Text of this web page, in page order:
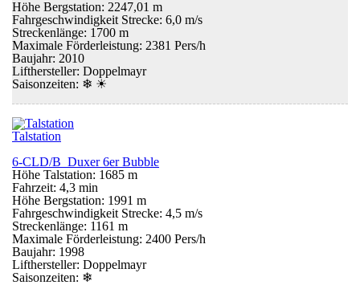
Höhe Bergstation: 2247,01 m
Fahrgeschwindigkeit Strecke: 6,0 m/s
Streckenlänge: 1700 m
Maximale Förderleistung: 2381 Pers/h
Baujahr: 2010
Lifthersteller: Doppelmayr
Saisonzeiten: ❄ ☀
Talstation
6-CLD/B Duxer 6er Bubble
Höhe Talstation: 1685 m
Fahrzeit: 4,3 min
Höhe Bergstation: 1991 m
Fahrgeschwindigkeit Strecke: 4,5 m/s
Streckenlänge: 1161 m
Maximale Förderleistung: 2400 Pers/h
Baujahr: 1998
Lifthersteller: Doppelmayr
Saisonzeiten: ❄